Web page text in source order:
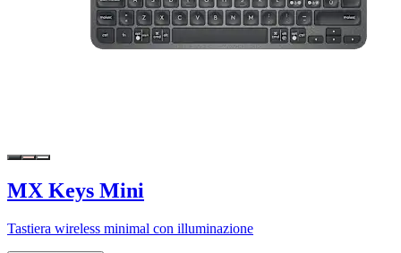
MX Keys Mini
Tastiera wireless minimal con illuminazione